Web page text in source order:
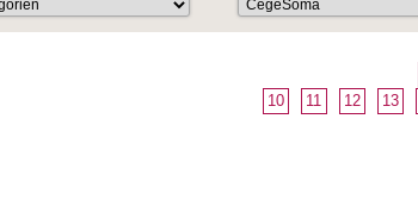
10
11 12 13